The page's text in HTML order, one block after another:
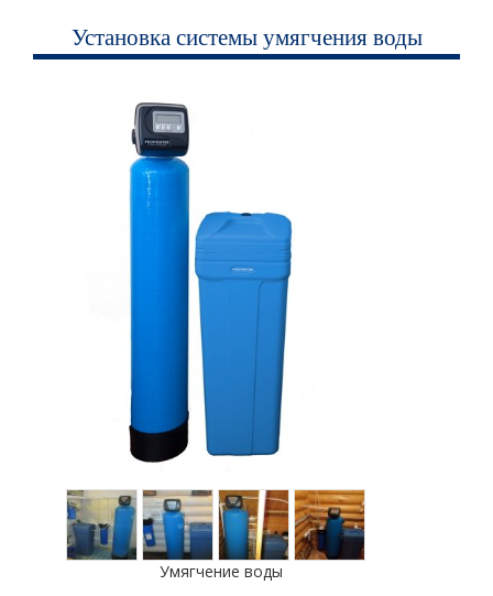
Установка системы умягчения воды
Умягчение воды